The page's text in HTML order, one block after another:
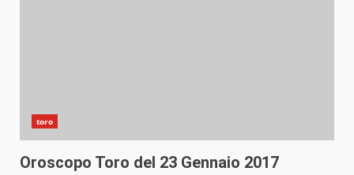
toro
Oroscopo Toro del 23 Gennaio 2017